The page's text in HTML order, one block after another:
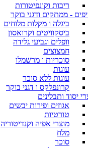
ריבות וקונפיטורות
- ממתקים ודגני בוקר
ביגלה ו מקלות מלוחים
ביסקוויטים וקרואסון
וופלים וגביעי גלידה
חמצוצים
סוכריות ו מרשמלו
עוגות
עוגות ללא סוכר
קרונפלקס ו דגני בוקר
יסוד ותבלינים
אגוזים ופירות יבשים
טורטיות
מוצרי אפיה וקנדיטוריה
מלח
סוכר